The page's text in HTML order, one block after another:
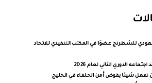
للشطرنج عضوًا في المكتب التنفيذي للاتحاد
الدوري الثاني لعام 2026
تفعل شيئا يقوض أمن الحلفاء في الخليج